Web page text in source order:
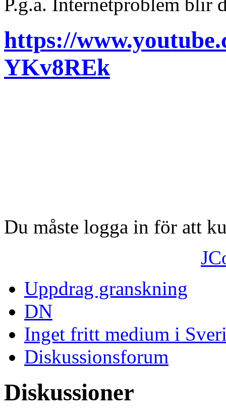
https://
YKv8REk
Du måste logga in för att
Uppdrag granskning
DN
Inget fritt medium i
Diskussionsforum
Diskussioner